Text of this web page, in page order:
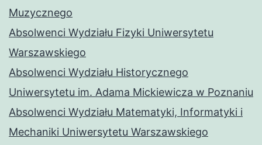
Muzycznego
Absolwenci Wydziału Fizyki Uniwersytetu
Warszawskiego
Absolwenci Wydziału Historycznego
Uniwersytetu im. Adama Mickiewicza w Poznaniu
Absolwenci Wydziału Matematyki, Informatyki i
Mechaniki Uniwersytetu Warszawskiego